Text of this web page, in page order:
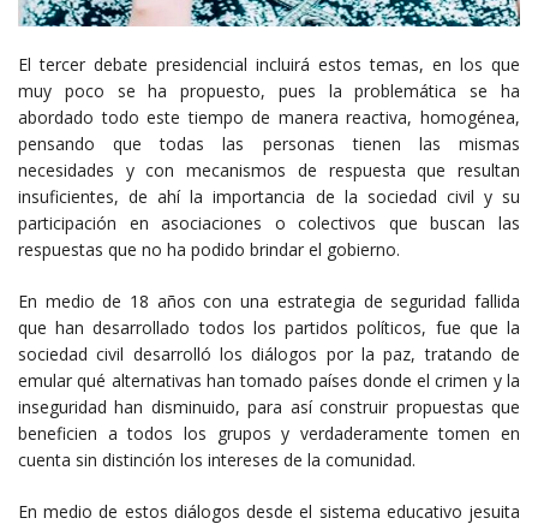
El tercer debate presidencial incluirá estos temas, en los que
muy poco se ha propuesto, pues la problemática se ha
abordado todo este tiempo de manera reactiva, homogénea,
pensando que todas las personas tienen las mismas
necesidades y con mecanismos de respuesta que resultan
insuficientes, de ahí la importancia de la sociedad civil y su
participación en asociaciones o colectivos que buscan las
respuestas que no ha podido brindar el gobierno.
En medio de 18 años con una estrategia de seguridad fallida
que han desarrollado todos los partidos políticos, fue que la
sociedad civil desarrolló los diálogos por la paz, tratando de
emular qué alternativas han tomado países donde el crimen y la
inseguridad han disminuido, para así construir propuestas que
beneficien a todos los grupos y verdaderamente tomen en
cuenta sin distinción los intereses de la comunidad.
En medio de estos diálogos desde el sistema educativo jesuita